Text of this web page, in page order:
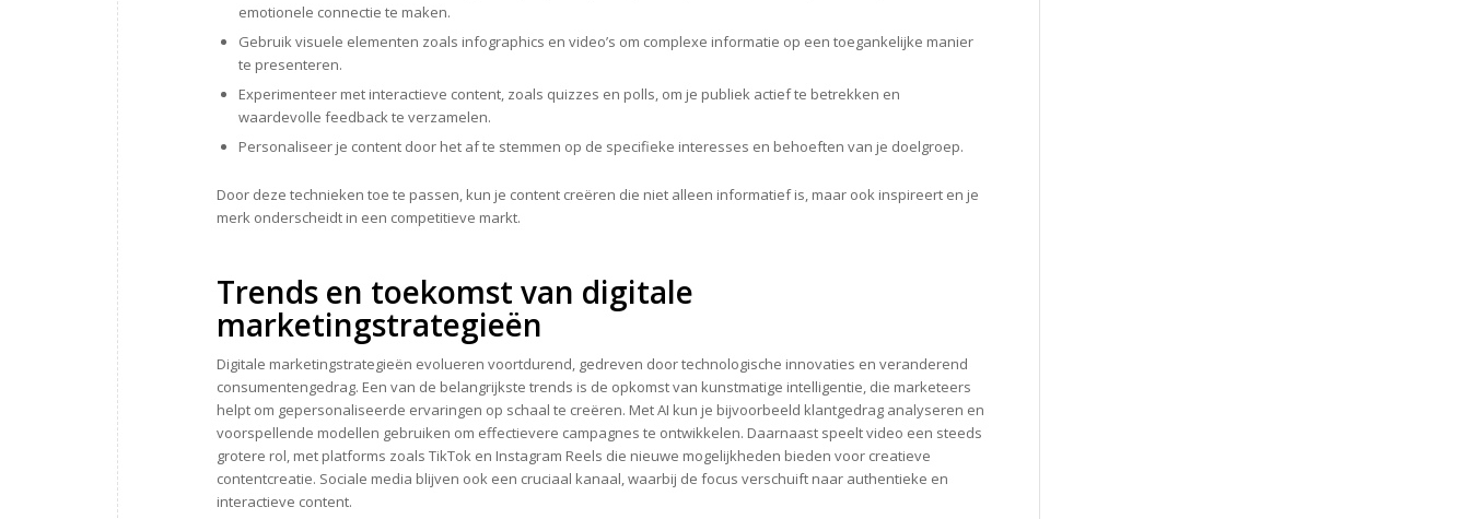
emotionele connectie te maken.
Gebruik visuele elementen zoals infographics en video’s om complexe informatie op een toegankelijke manier
te presenteren.
Experimenteer met interactieve content, zoals quizzes en polls, om je publiek actief te betrekken en
waardevolle feedback te verzamelen.
Personaliseer je content door het af te stemmen op de specifieke interesses en behoeften van je doelgroep.
Door deze technieken toe te passen, kun je content creëren die niet alleen informatief is, maar ook inspireert en je
merk onderscheidt in een competitieve markt.
Trends en toekomst van digitale
marketingstrategieën
Digitale marketingstrategieën evolueren voortdurend, gedreven door technologische innovaties en veranderend
consumentengedrag. Een van de belangrijkste trends is de opkomst van kunstmatige intelligentie, die marketeers
helpt om gepersonaliseerde ervaringen op schaal te creëren. Met AI kun je bijvoorbeeld klantgedrag analyseren en
voorspellende modellen gebruiken om effectievere campagnes te ontwikkelen. Daarnaast speelt video een steeds
grotere rol, met platforms zoals TikTok en Instagram Reels die nieuwe mogelijkheden bieden voor creatieve
contentcreatie. Sociale media blijven ook een cruciaal kanaal, waarbij de focus verschuift naar authentieke en
interactieve content.